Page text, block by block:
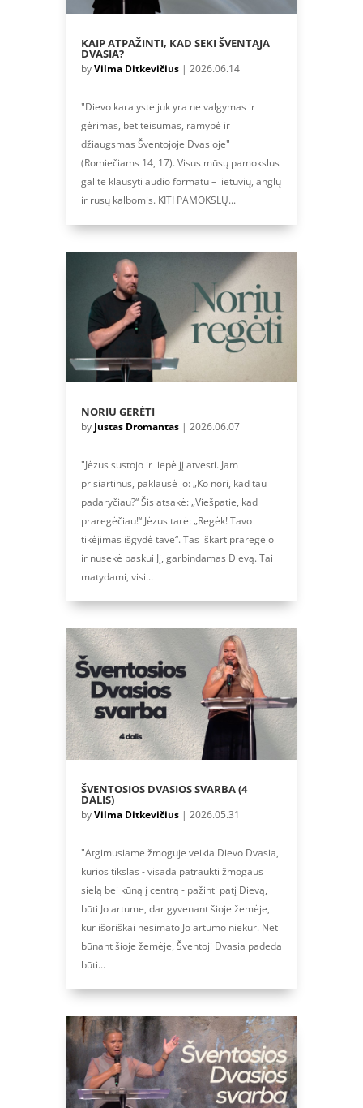
KAIP ATPAŽINTI, KAD SEKI ŠVENTĄJA
DVASIA?
byVilma Ditkevičius| 2026.06.14
"Dievo karalystė juk yra ne valgymas ir
gėrimas, bet teisumas, ramybė ir
džiaugsmas Šventojoje Dvasioje"
(Romiečiams 14, 17). Visus mūsų pamokslus
galite klausyti audio formatu – lietuvių, anglų
ir rusų kalbomis. KITI PAMOKSLŲ...
NORIU GERĖTI
by Justas Dromantas| 2026.06.07
"Jėzus sustojo ir liepė jį atvesti. Jam
prisiartinus, paklausė jo: „Ko nori, kad tau
padaryčiau?“ Šis atsakė: „Viešpatie, kad
praregėčiau!“ Jėzus tarė: „Regėk! Tavo
tikėjimas išgydė tave“. Tas iškart praregėjo
ir nusekė paskui Jį, garbindamas Dievą. Tai
matydami, visi...
ŠVENTOSIOS DVASIOS SVARBA (4
DALIS)
byVilma Ditkevičius| 2026.05.31
"Atgimusiame žmoguje veikia Dievo Dvasia,
kurios tikslas - visada patraukti žmogaus
sielą bei kūną į centrą - pažinti patį Dievą,
būti Jo artume, dar gyvenant šioje žemėje,
kur išoriškai nesimato Jo artumo niekur. Net
būnant šioje žemėje, Šventoji Dvasia padeda
būti...